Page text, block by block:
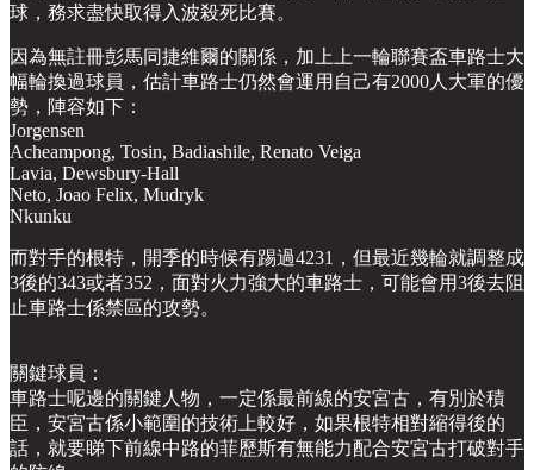
球，務求盡快取得入波殺死比賽。
因為無註冊彭馬同捷維爾的關係，加上上一輪聯賽盃車路士大
幅輪換過球員，估計車路士仍然會運用自己有2000人大軍的優
勢，陣容如下：
Jorgensen
Acheampong, Tosin, Badiashile, Renato Veiga
Lavia, Dewsbury-Hall
Neto, Joao Felix, Mudryk
Nkunku
而對手的根特，開季的時候有踢過4231，但最近幾輪就調整成
3後的343或者352，面對火力強大的車路士，可能會用3後去阻
止車路士係禁區的攻勢。
關鍵球員：
車路士呢邊的關鍵人物，一定係最前線的安宮古，有別於積
臣，安宮古係小範圍的技術上較好，如果根特相對縮得後的
話，就要睇下前線中路的菲歷斯有無能力配合安宮古打破對手